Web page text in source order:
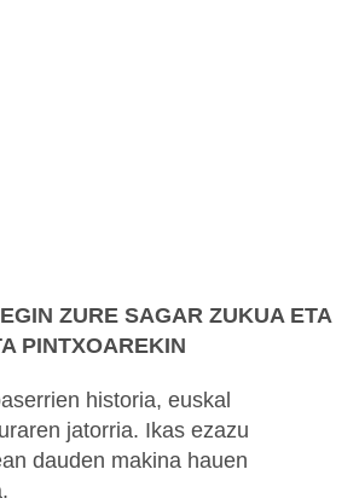
ZURE SAGAR ZUKUA ETA
PINTXOAREKIN
historia, euskal
jatorria. Ikas ezazu
dauden makina hauen